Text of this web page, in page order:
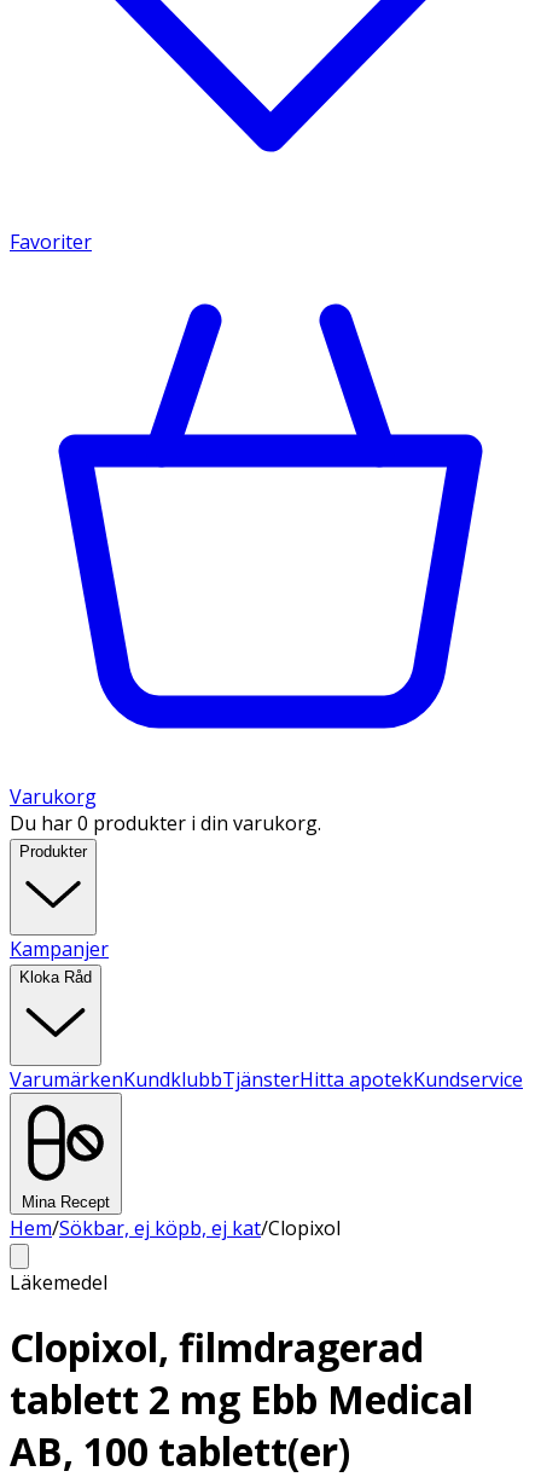
Favoriter
Varukorg
Du har 0 produkter i din varukorg.
Produkter
Kampanjer
Kloka Råd
VarumärkenKundklubbTjänsterHitta apotekKundservice
Mina Recept
Hem/Sökbar, ej köpb, ej kat/Clopixol
Läkemedel
Clopixol, filmdragerad
tablett 2 mg Ebb Medical
AB, 100 tablett(er)